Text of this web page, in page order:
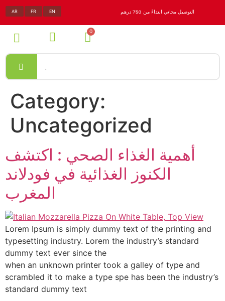
AR FR EN التوصيل مجاني ابتداءً من 750 درهم
Category:
Uncategorized
أهمية الغذاء الصحي : اكتشف
الكنوز الغذائية في فودلاند
المغرب
Lorem Ipsum is simply dummy text of the printing and
typesetting industry. Lorem the industry’s standard
dummy text ever since the
when an unknown printer took a galley of type and
scrambled it to make a type spe has been the industry’s
standard dummy text